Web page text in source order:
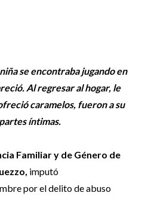
se encontraba jugando en
Al regresar al hogar, le
caramelos, fueron a su
íntimas.
Familiar y de Género de
imputó
por el delito de abuso